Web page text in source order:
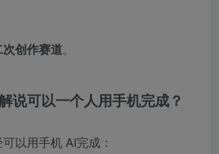
次创作赛道。
说可以一个人用手机完成？
以用手机 AI完成：